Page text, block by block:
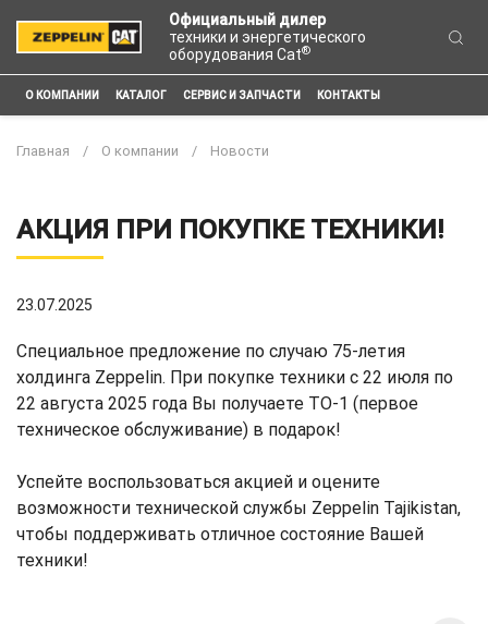
Официальный дилер
техники и энергетического
оборудования Cat®
О КОМПАНИИ КАТАЛОГ СЕРВИС И ЗАПЧАСТИ КОНТАКТЫ
Главная О компании Новости
АКЦИЯ ПРИ ПОКУПКЕ ТЕХНИКИ!
23.07.2025
Специальное предложение по случаю 75-летия
холдинга Zeppelin. При покупке техники с 22 июля по
22 августа 2025 года Вы получаете ТО-1 (первое
техническое обслуживание) в подарок!
Успейте воспользоваться акцией и оцените
возможности технической службы Zeppelin Tajikistan,
чтобы поддерживать отличное состояние Вашей
техники!